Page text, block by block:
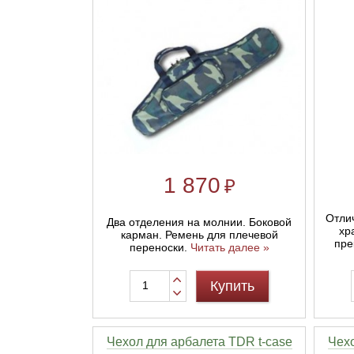
1 870 ₽
Два отделения на молнии. Боковой
карман. Ремень для плечевой
переноски. Читать далее »
Купить
Чехол для арбалета TDR t-case